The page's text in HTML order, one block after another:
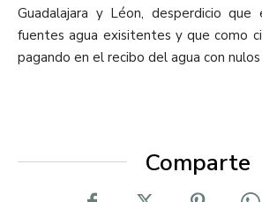
Guadalajara y Léon, desperdicio
fuentes agua exisitentes y que como
pagando en el recibo del agua con
Comparte